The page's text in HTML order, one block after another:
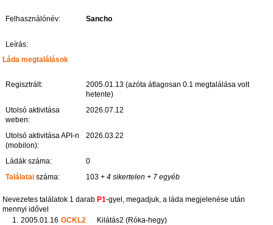
Felhasználónév: Sancho
Leírás:
Láda megtalálások
Regisztrált:
2005.01.13 (azóta átlagosan 0.1 megtalálása volt
hetente)
Utolsó aktivitása
weben:
2026.07.12
Utolsó aktivitása API-n
(mobilon):
2026.03.22
Ládák száma:
0
Találatai száma: 103 + 4 sikertelen + 7 egyéb
Nevezetes találatok 1 darabP1-gyel, megadjuk, a láda megjelenése után
mennyi idővel
1.
2005.01.16 GCKL2
Kilátás2 (Róka-hegy)